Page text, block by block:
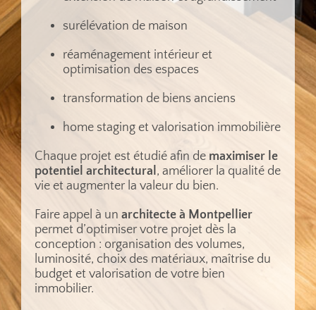
surélévation de maison
réaménagement intérieur et
optimisation des espaces
transformation de biens anciens
home staging et valorisation immobilière
Chaque projet est étudié afin de maximiser le
potentiel architectural, améliorer la qualité de
vie et augmenter la valeur du bien.
Faire appel à unarchitecte à Montpellier
permet d’optimiser votre projet dès la
conception : organisation des volumes,
luminosité, choix des matériaux, maîtrise du
budget et valorisation de votre bien
immobilier.